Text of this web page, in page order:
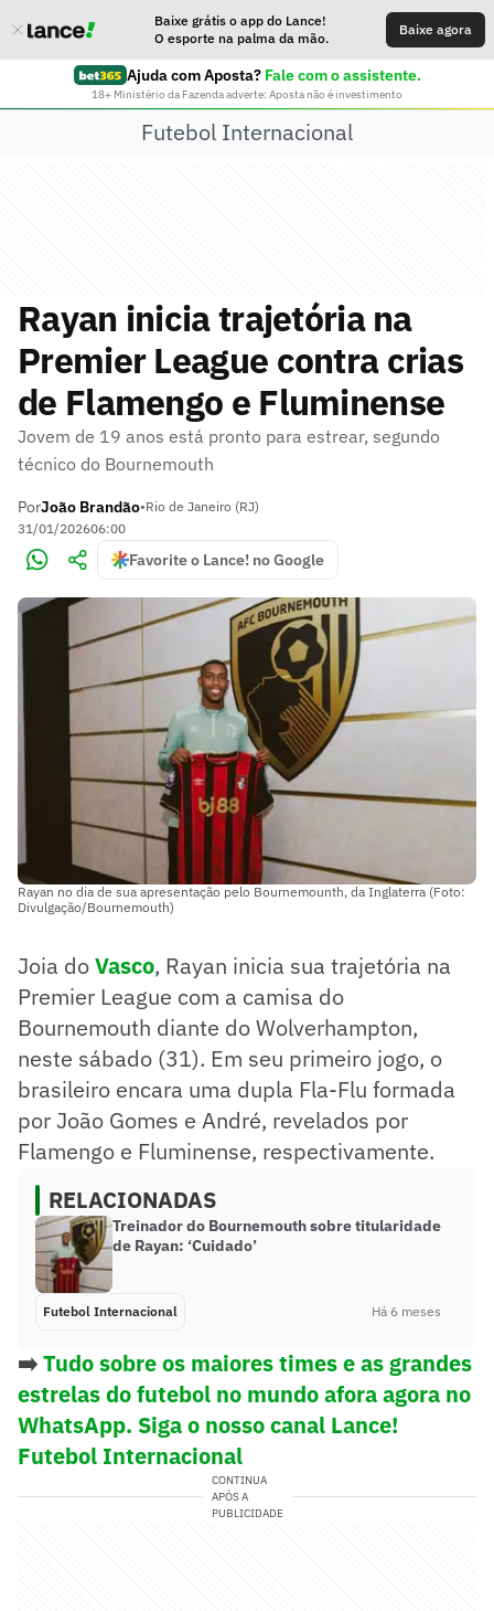
Baixe grátis o app do Lance!
O esporte na palma da mão.
Baixe agora
Ajuda com Aposta? Fale com o assistente.
18+ Ministério da Fazenda adverte: Aposta não é investimento
Futebol Internacional
Rayan inicia trajetória na
Premier League contra crias
de Flamengo e Fluminense
Jovem de 19 anos está pronto para estrear, segundo
técnico do Bournemouth
PorJoão Brandão•Rio de Janeiro (RJ)
31/01/202606:00
Favorite o Lance! no Google
Rayan no dia de sua apresentação pelo Bournemounth, da Inglaterra (Foto:
Divulgação/Bournemouth)
Joia doVasco, Rayan inicia sua trajetória na
Premier League com a camisa do
Bournemouth diante do Wolverhampton,
neste sábado (31). Em seu primeiro jogo, o
brasileiro encara uma dupla Fla-Flu formada
por João Gomes e André, revelados por
Flamengo e Fluminense, respectivamente.
RELACIONADAS
Treinador do Bournemouth sobre titularidade
de Rayan: ‘Cuidado’
Futebol Internacional Há 6 meses
➡️Tudo sobre os maiores times e as grandes
estrelas do futebol no mundo afora agora no
WhatsApp. Siga o nosso canal Lance!
Futebol Internacional
CONTINUA
APÓS A
PUBLICIDADE